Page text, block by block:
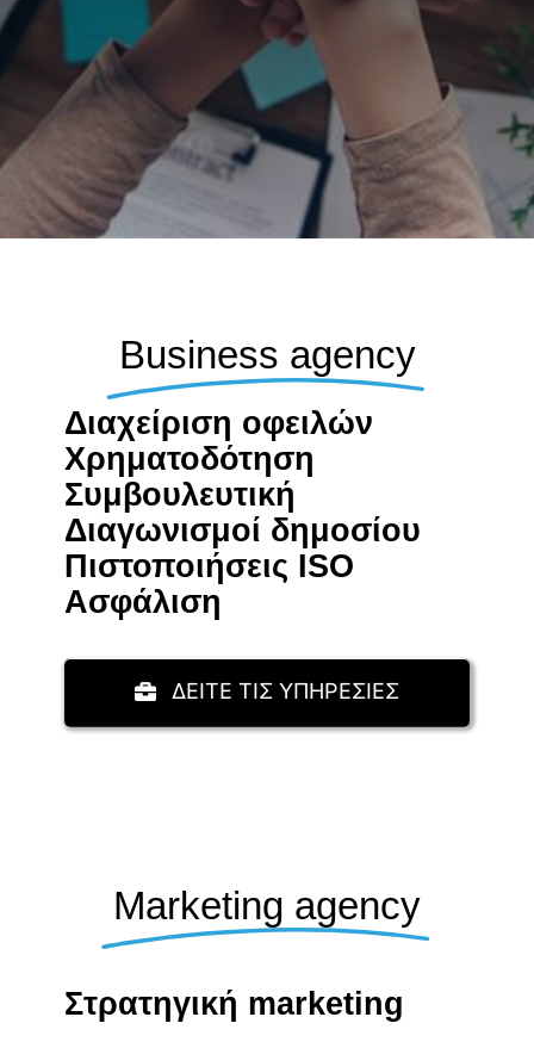
Business agency
Διαχείριση οφειλών
Χρηματοδότηση
Συμβουλευτική
Διαγωνισμοί δημοσίου
Πιστοποιήσεις ISO
Aσφάλιση
ΔΕΙΤΕ ΤΙΣ ΥΠΗΡΕΣΙΕΣ
Marketing agency
Στρατηγική marketing